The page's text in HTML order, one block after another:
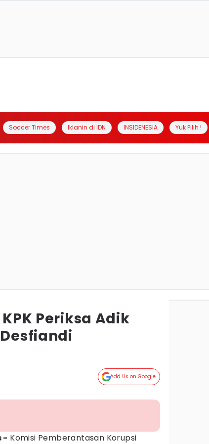
Soccer Times Iklanin di IDN INSIDENESIA Yuk Pilih !
Periksa Adik
Add Us on Google
- Komisi Pemberantasan Korupsi